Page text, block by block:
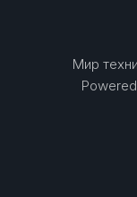
Мир